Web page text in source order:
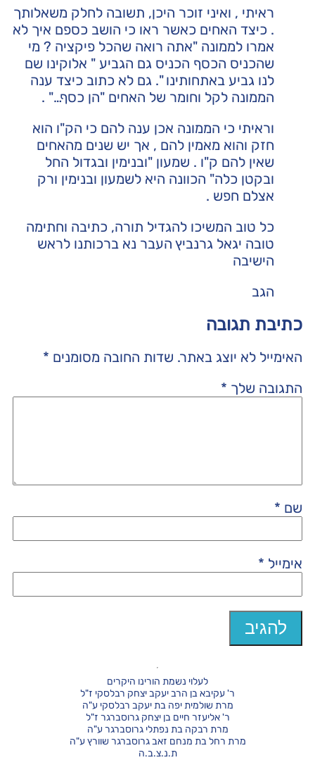
ראיתי , ואיני זוכר היכן, תשובה לחלק משאלותך
. כיצד האחים כאשר ראו כי הושב כספם איך לא
אמרו לממונה "אתה רואה שהכל פיקציה ? מי
שהכניס הכסף הכניס גם הגביע " אלוקינו שם
לנו גביע באתחותינו ". גם לא כתוב כיצד ענה
הממונה לקל וחומר של האחים "הן כסף…" .
וראיתי כי הממונה אכן ענה להם כי הק"ו הוא
חזק והוא מאמין להם , אך יש שנים מהאחים
שאין להם ק"ו . שמעון "ובנימין ובגדול החל
ובקטן כלה" הכוונה היא לשמעון ובנימין ורק
אצלם חפש .
כל טוב המשיכו להגדיל תורה, כתיבה וחתימה
טובה יגאל גרנביץ העבר נא ברכותנו לראש
הישיבה
הגב
כתיבת תגובה
האימייל לא יוצג באתר. שדות החובה מסומנים *
התגובה שלך *
שם *
אימייל *
לעלוי נשמת הורינו היקרים
ר' עקיבא בן הרב יעקב יצחק רבלסקי ז"ל
מרת שולמית יפה בת יעקב רבלסקי ע"ה
ר' אליעזר חיים בן יצחק גרוסברגר ז"ל
מרת רבקה בת נפתלי גרוסברגר ע"ה
מרת רחל בת מנחם זאב גרוסברגר שוורץ ע"ה
ת.נ.צ.ב.ה